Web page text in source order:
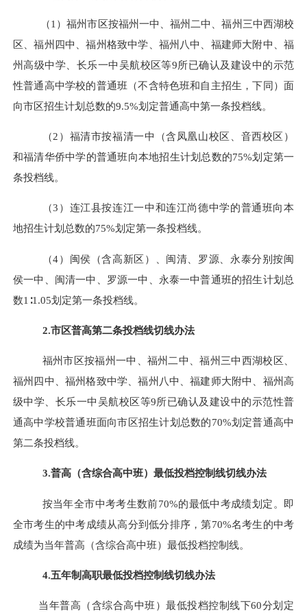
（1）福州市区按福州一中、福州二中、福州三中西湖校
区、福州四中、福州格致中学、福州八中、福建师大附中、福
州高级中学、长乐一中吴航校区等9所已确认及建设中的示范
性普通高中学校的普通班（不含特色班和自主招生，下同）面
向市区招生计划总数的9.5%划定普通高中第一条投档线。
（2）福清市按福清一中
（含凤凰山校区、音西校区）
和福清华侨中学的普通班向本地招生计划总数的75%划定第一
条投档线。
（3）连江县按连江一中和连江尚德中学的普通班向本
地招生计划总数的75%划定第一条投档线。
（4）闽侯（含高新区）、闽清、罗源、永泰分别按闽
侯一中、闽清一中、罗源一中、永泰一中普通班的招生计划总
数1∶1.05划 定第一条投档线。
2.市区普高第二条投档线切线办法
福州市区按福州一中、福州二中、福州三中西湖校区、
福州四中、福州格致中学、福州八中、福建师大附中、福州高
级中学、长乐一中吴航校区等9所已确认及建设中的示范性普
通高中学校普通班面向市区招生计划总数的70%划定普通高中
第二条投档线。
3.普高（含综合高中班） 最低投档控制线切线办法
按当年全市中考考生数前70%的最低中考成绩划定。即
全市考生的中考成绩从高分到低分排序，第70%名考生的中考
成绩为当年普高（含综合高中班） 最低投档控制线。
4.五年制高职最低投档控制线切线办法
当年普高（含综合高中班）最低投档控制线下60分划定